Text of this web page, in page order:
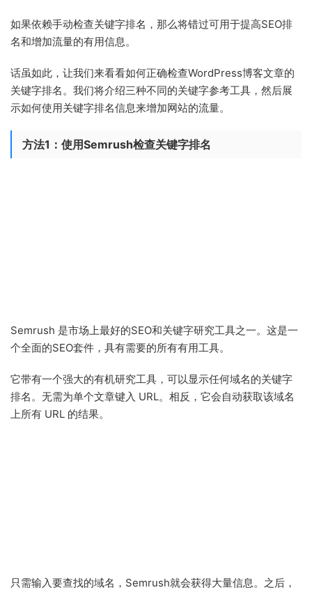
如果依赖手动检查关键字排名，那么将错过可用于提高SEO排
名和增加流量的有用信息。
话虽如此，让我们来看看如何正确检查WordPress博客文章的
关键字排名。我们将介绍三种不同的关键字参考工具，然后展
示如何使用关键字排名信息来增加网站的流量。
方法1：使用Semrush检查关键字排名
Semrush 是市场上最好的SEO和关键字研究工具之一。这是一
个全面的SEO套件，具有需要的所有有用工具。
它带有一个强大的有机研究工具，可以显示任何域名的关键字
排名。无需为单个文章键入 URL。相反，它会自动获取该域名
上所有 URL 的结果。
只需输入要查找的域名，Semrush就会获得大量信息。之后，